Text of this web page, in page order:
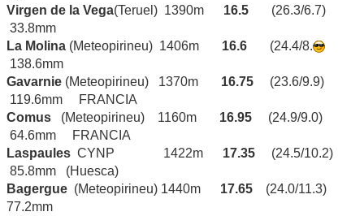
Virgen de la Vega(Teruel) 1390m 16.5 (26.3/6.7)
33.8mm
La Molina (Meteopirineu) 1406m 16.6 (24.4/8.
138.6mm
Gavarnie (Meteopirineu) 1370m 16.75 (23.6/9.9)
119.6mm FRANCIA
Comus (Meteopirineu) 1160m 16.95 (24.9/9.0)
64.6mm FRANCIA
Laspaules CYNP 1422m 17.35 (24.5/10.2)
85.8mm (Huesca)
Bagergue (Meteopirineu) 1440m 17.65 (24.0/11.3)
77.2mm